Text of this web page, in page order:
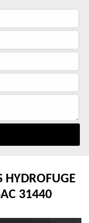
HYDROFUGE
31440